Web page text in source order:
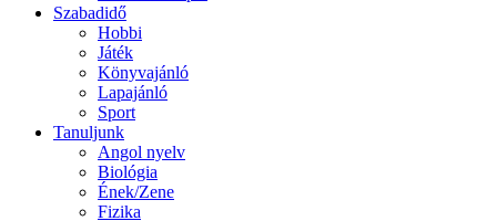
Szabadidő
Hobbi
Játék
Könyvajánló
Lapajánló
Sport
Tanuljunk
Angol nyelv
Biológia
Ének/Zene
Fizika